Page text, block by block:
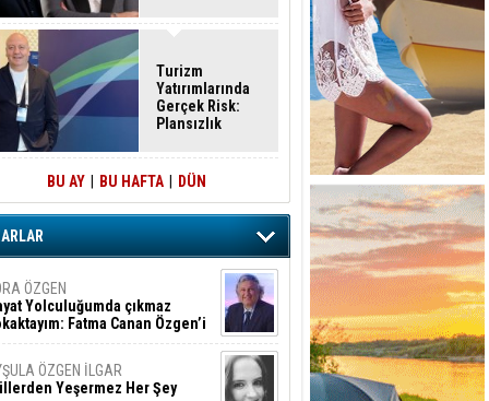
Turizm
Yatırımlarında
Gerçek Risk:
Plansızlık
BU AY BU HAFTA DÜN
ÖZGEN
Yolculuğumda çıkmaz
Fatma Canan Özgen’i
ÖZGEN İLGAR
Yeşermez Her Şey